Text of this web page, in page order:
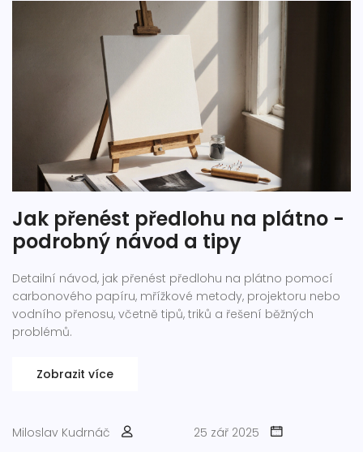
Jak přenést předlohu na plátno -
podrobný návod a tipy
Detailní návod, jak přenést předlohu na plátno pomocí
carbonového papíru, mřížkové metody, projektoru nebo
vodního přenosu, včetně tipů, triků a řešení běžných
problémů.
Zobrazit více
Miloslav Kudrnáč
25 zář 2025